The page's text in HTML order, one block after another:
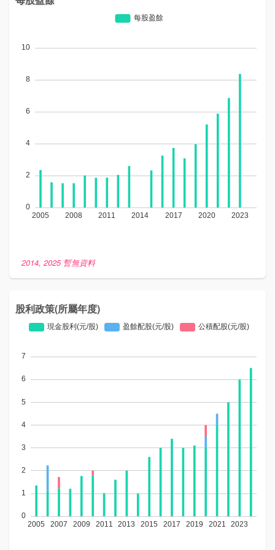
2014, 2025 暫無資料
股利政策(所屬年度)